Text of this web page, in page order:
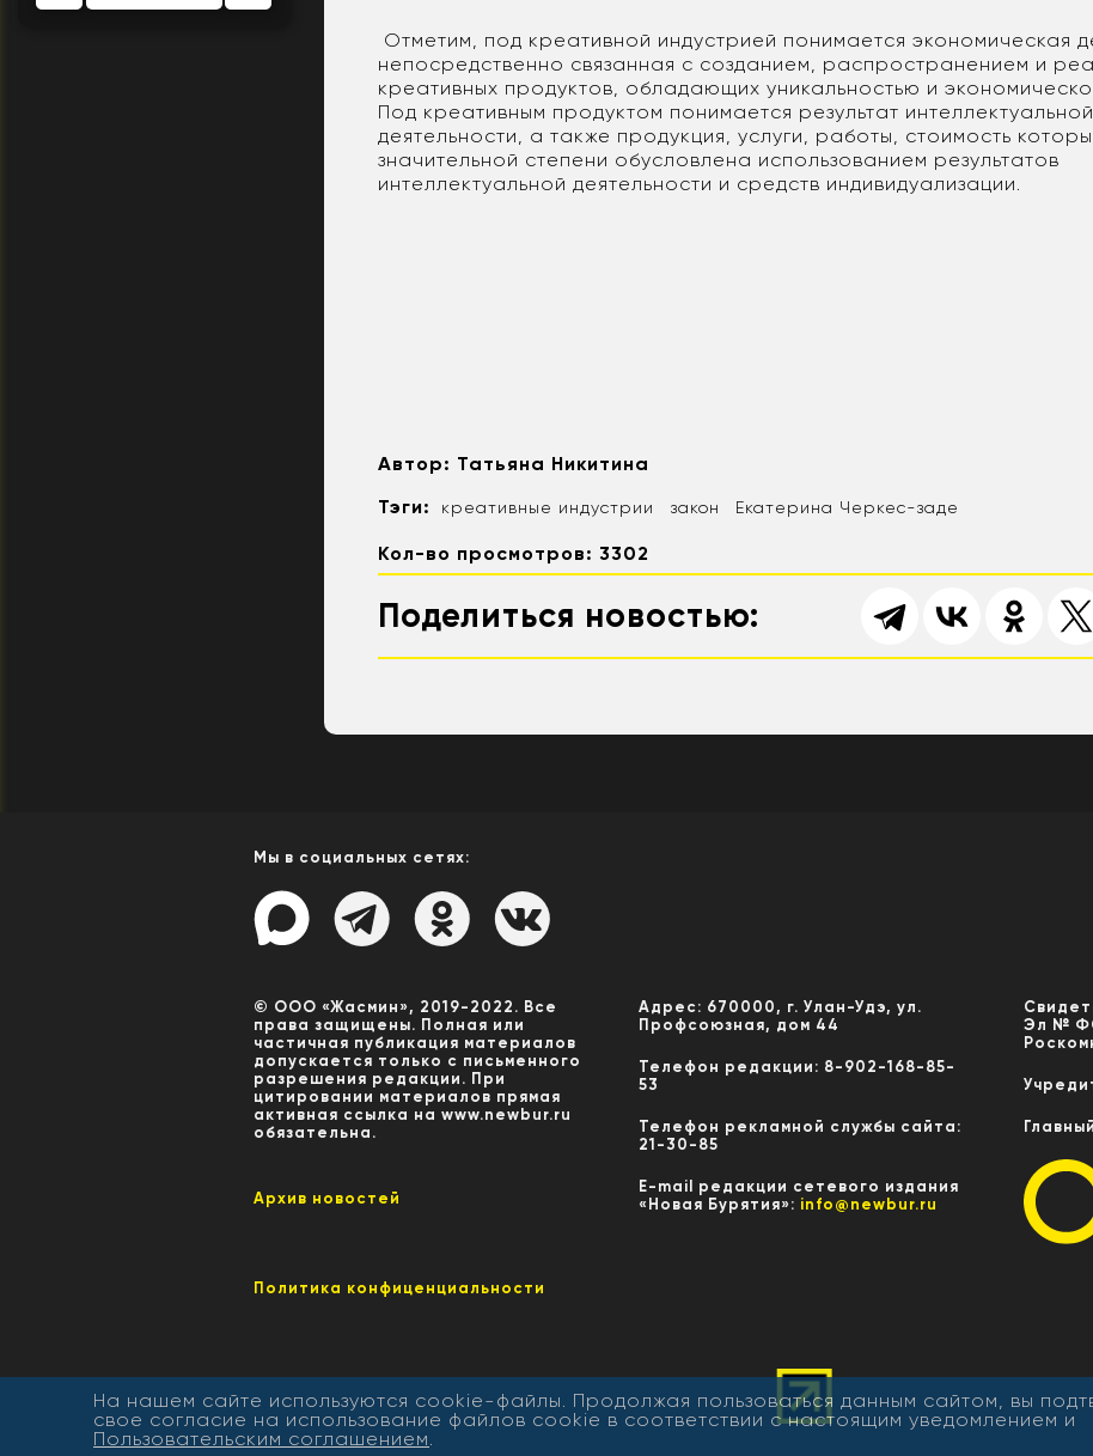
Отметим, под креативной индустрией понимается экономическая
непосредственно связанная с созданием, распространением и
креативных продуктов, обладающих уникальностью и
Под креативным продуктом понимается результат интеллектуальной
деятельности, а также продукция, услуги, работы, стоимость
значительной степени обусловлена использованием результатов
интеллектуальной деятельности и средств индивидуализации.
Автор: Татьяна Никитина
Тэги:
креативные индустрии закон Екатерина Черкес-заде
Кол-во просмотров: 3302
Поделиться новостью:
Мы в социальных сетях:
© ООО «Жасмин», 2019-2022. Все
права защищены. Полная или
частичная публикация материалов
допускается только с письменного
разрешения редакции. При
цитировании материалов прямая
активная ссылка на www.newbur.ru
обязательна.
Архив новостей
Политика конфиценциальности
Адрес: 670000, г. Улан-Удэ, ул.
Профсоюзная, дом 44
Телефон редакции: 8-902-168-85-
53
Телефон рекламной службы сайта:
21-30-85
E-mail редакции сетевого издания
«Новая Бурятия»: info@newbur.ru
Эл №
На нашем сайте используются cookie-файлы. Продолжая пользоваться данным сайтом, вы
свое согласие на использование файлов cookie в соответствии с настоящим уведомлением и
Пользовательским соглашением.